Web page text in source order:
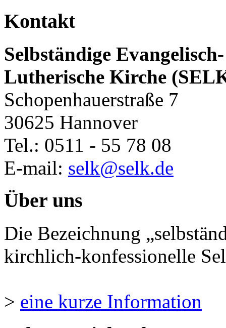
Kontakt
Selbständige Evangelisch-
Lutherische Kirche
Schopenhauerstraße 7
30625 Hannover
Tel.: 0511 - 55 78 08
E-mail: selk@selk.de
Über uns
Die Bezeichnung
kirchlich-konfessionelle
> eine kurze Information